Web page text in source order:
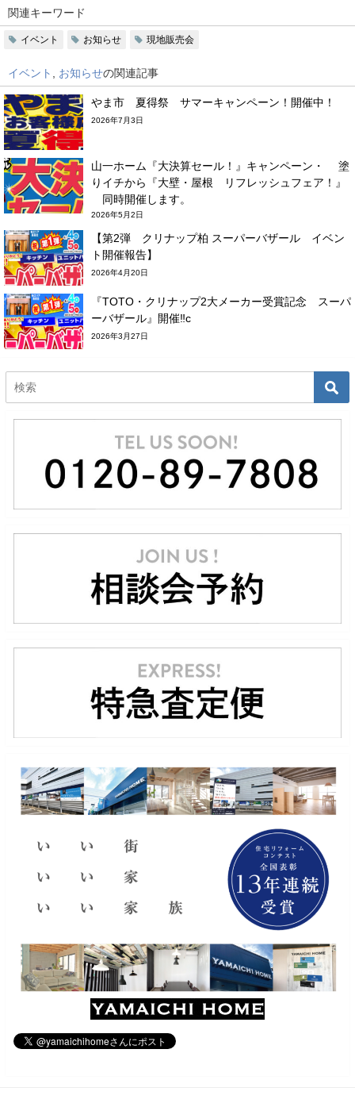
関連キーワード
イベント お知らせ 現地販売会
イベント お知らせの関連記事
やま市 夏得祭 サマーキャンペーン！開催中！
2026年7月3日
山一ホーム『大決算セール！』キャンペーン・ 塗
りイチから『大壁・屋根 リフレッシュフェア！』
同時開催します。
2026年5月2日
【第2弾 クリナップ柏 スーパーバザール イベン
ト開催報告】
2026年4月20日
『TOTO・クリナップ2大メーカー受賞記念 スーパ
ーバザール』開催‼c
2026年3月27日